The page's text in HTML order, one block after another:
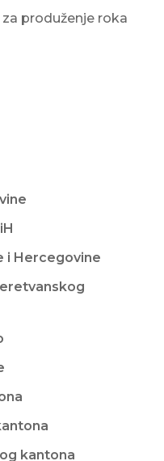
produženje roka
i Hercegovine
kantona